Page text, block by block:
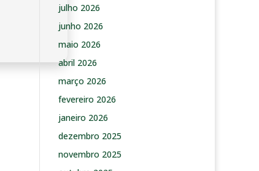
julho 2026
junho 2026
maio 2026
abril 2026
março 2026
fevereiro 2026
janeiro 2026
dezembro 2025
novembro 2025